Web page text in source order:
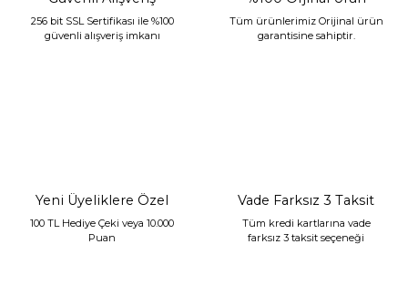
256 bit SSL Sertifikası ile %100
güvenli alışveriş imkanı
Tüm ürünlerimiz Orijinal ürün
garantisine sahiptir.
Yeni Üyeliklere Özel
100 TL Hediye Çeki veya 10.000
Puan
Vade Farksız 3 Taksit
Tüm kredi kartlarına vade
farksız 3 taksit seçeneği